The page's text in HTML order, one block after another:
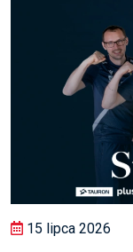
15 lipca 2026